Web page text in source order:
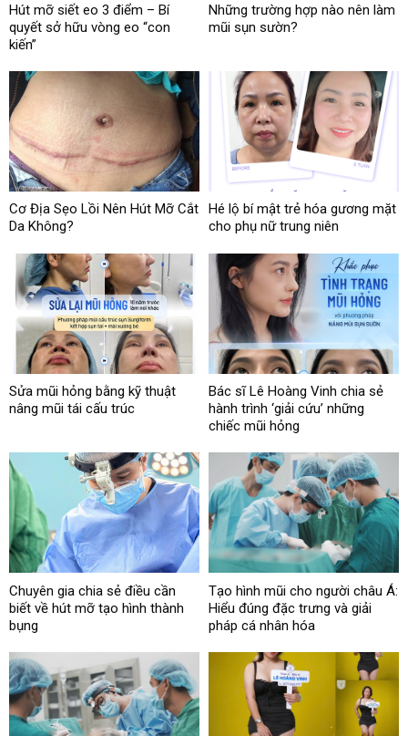
Hút mỡ siết eo 3 điểm – Bí
quyết sở hữu vòng eo “con
kiến”
Những trường hợp nào nên làm
mũi sụn sườn?
Cơ Địa Sẹo Lồi Nên Hút Mỡ Cắt
Da Không?
Hé lộ bí mật trẻ hóa gương mặt
cho phụ nữ trung niên
Sửa mũi hỏng bằng kỹ thuật
nâng mũi tái cấu trúc
Bác sĩ Lê Hoàng Vinh chia sẻ
hành trình ‘giải cứu’ những
chiếc mũi hỏng
Chuyên gia chia sẻ điều cần
biết về hút mỡ tạo hình thành
bụng
Tạo hình mũi cho người châu Á:
Hiểu đúng đặc trưng và giải
pháp cá nhân hóa